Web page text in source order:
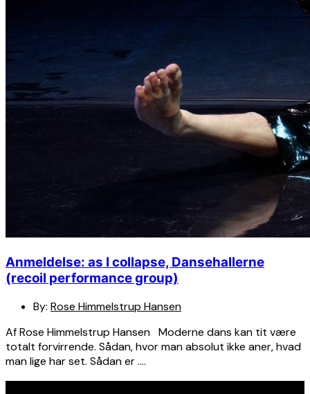
Anmeldelse: as I collapse, Dansehallerne
(recoil performance group)
By: Rose Himmelstrup Hansen
Af Rose Himmelstrup Hansen Moderne dans kan tit være
totalt forvirrende. Sådan, hvor man absolut ikke aner, hvad
man lige har set. Sådan er ….